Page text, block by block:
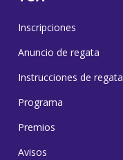
Inscripciones
Anuncio de regata
Instrucciones de regata
Programa
Premios
Avisos